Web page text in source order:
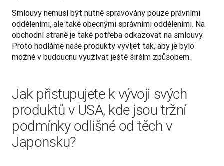
Smlouvy nemusí být nutně spravovány pouze právními
odděleními, ale také obecnými správními odděleními. Na
obchodní straně je také potřeba odkazovat na smlouvy.
Proto hodláme naše produkty vyvíjet tak, aby je bylo
možné v budoucnu využívat ještě širším způsobem.
Jak přistupujete k vývoji svých
produktů v USA, kde jsou tržní
podmínky odlišné od těch v
Japonsku?